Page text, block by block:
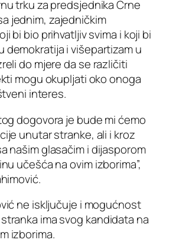
trku za predsjednika Crne
jednim, zajedničkim
bi bio prihvatljiv svima i koji bi
demokratija i višepartizam u
do mjere da se različiti
mogu okupljati oko onoga
interes.
dogovora je bude mi ćemo
unutar stranke, ali i kroz
našim glasačim i dijasporom
učešća na ovim izborima”,
ne isključuje i mogućnost
ima svog kandidata na
izborima.